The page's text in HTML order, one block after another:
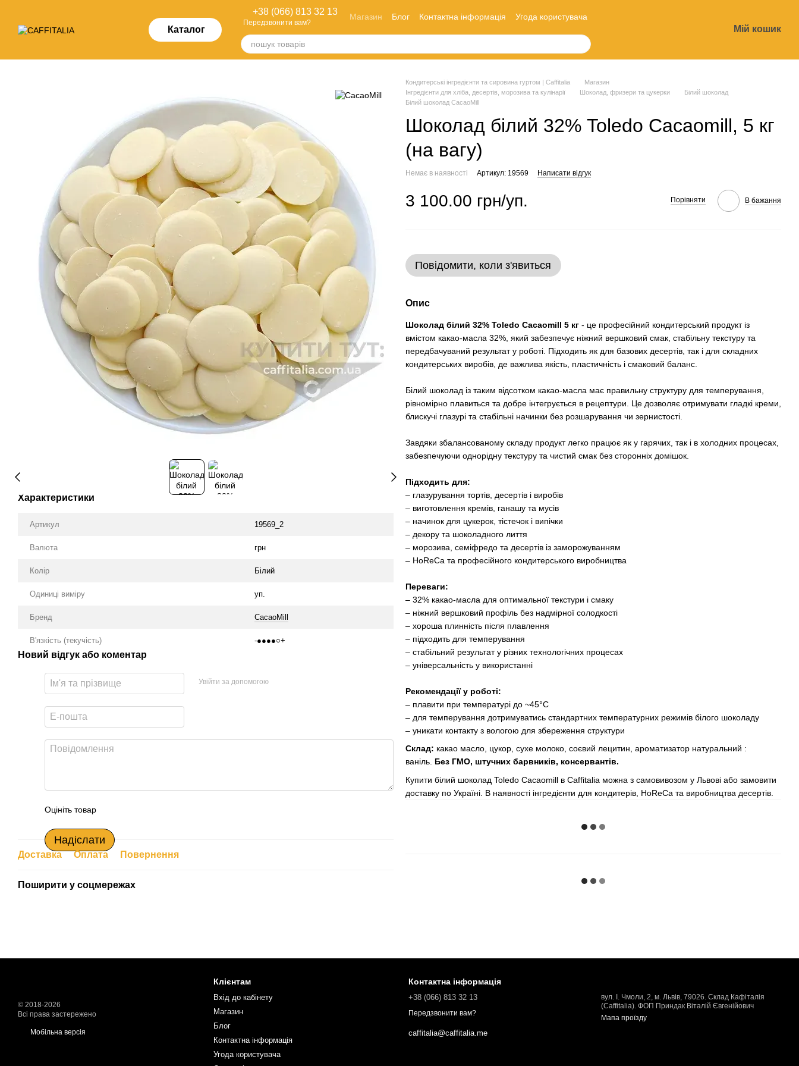
Каталог
+38 (066) 813 32 13
Передзвонити вам?
Магазин Блог Контактна інформація
Угода користувача
Мій кошик
Характеристики
Артикул 19569_2
Валюта грн
Колір Білий
Одиниці виміру уп.
Бренд CacaoMill
В'язкість (текучість) -●●●●○+
Новий відгук або коментар
Увійти за допомогою
Оцініть товар
Надіслати
Доставка Оплата Повернення
Поширити у соцмережах
Кондитерські інгредієнти та сировина гуртом | Caffitalia
Магазин
Інгредієнти для хліба, десертів, морозива та кулінарії
Шоколад, фризери та цукерки
Білий шоколад
Білий шоколад CacaoMill
Шоколад білий 32% Toledo Cacaomill, 5 кг
(на вагу)
Немає в наявності Артикул: 19569 Написати відгук
3 100.00 грн/уп. Порівняти В бажання
Повідомити, коли з'явиться
Опис
Шоколад білий 32% Toledo Cacaomill 5 кг - це професійний кондитерський продукт із
вмістом какао-масла 32%, який забезпечує ніжний вершковий смак, стабільну текстуру та
передбачуваний результат у роботі. Підходить як для базових десертів, так і для складних
кондитерських виробів, де важлива якість, пластичність і смаковий баланс.
Білий шоколад із таким відсотком какао-масла має правильну структуру для темперування,
рівномірно плавиться та добре інтегрується в рецептури. Це дозволяє отримувати гладкі креми,
блискучі глазурі та стабільні начинки без розшарування чи зернистості.
Завдяки збалансованому складу продукт легко працює як у гарячих, так і в холодних процесах,
забезпечуючи однорідну текстуру та чистий смак без сторонніх домішок.
Підходить для:
– глазурування тортів, десертів і виробів
– виготовлення кремів, ганашу та мусів
– начинок для цукерок, тістечок і випічки
– декору та шоколадного лиття
– морозива, семіфредо та десертів із заморожуванням
– HoReCa та професійного кондитерського виробництва
Переваги:
– 32% какао-масла для оптимальної текстури і смаку
– ніжний вершковий профіль без надмірної солодкості
– хороша плинність після плавлення
– підходить для темперування
– стабільний результат у різних технологічних процесах
– універсальність у використанні
Рекомендації у роботі:
– плавити при температурі до ~45°C
– для темперування дотримуватись стандартних температурних режимів білого шоколаду
– уникати контакту з вологою для збереження структури
Склад: какао масло, цукор, сухе молоко, соєвий лецитин, ароматизатор натуральний :
ваніль. Без ГМО, штучних барвників, консервантів.
Купити білий шоколад Toledo Cacaomill в Caffitalia можна з самовивозом у Львові або замовити
доставку по Україні. В наявності інгредієнти для кондитерів, HoReCa та виробництва десертів.
© 2018-2026
Всі права застережено
Мобільна версія
Клієнтам
Вхід до кабінету
Магазин
Блог
Контактна інформація
Угода користувача
Контактна інформація
+38 (066) 813 32 13
Передзвонити вам?
caffitalia@caffitalia.me
вул. І. Чмоли, 2, м. Львів, 79026. Склад Кафіталія
(Caffitalia). ФОП Приндак Віталій Євгенійович
Мапа проїзду